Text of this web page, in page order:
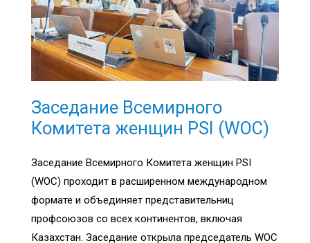
Заседание Всемирного
Комитета женщин PSI (WOC)
Заседание Всемирного Комитета женщин PSI
(WOC) проходит в расширенном международном
формате и объединяет представительниц
профсоюзов со всех континентов, включая
Казахстан. Заседание открыла председатель WOC